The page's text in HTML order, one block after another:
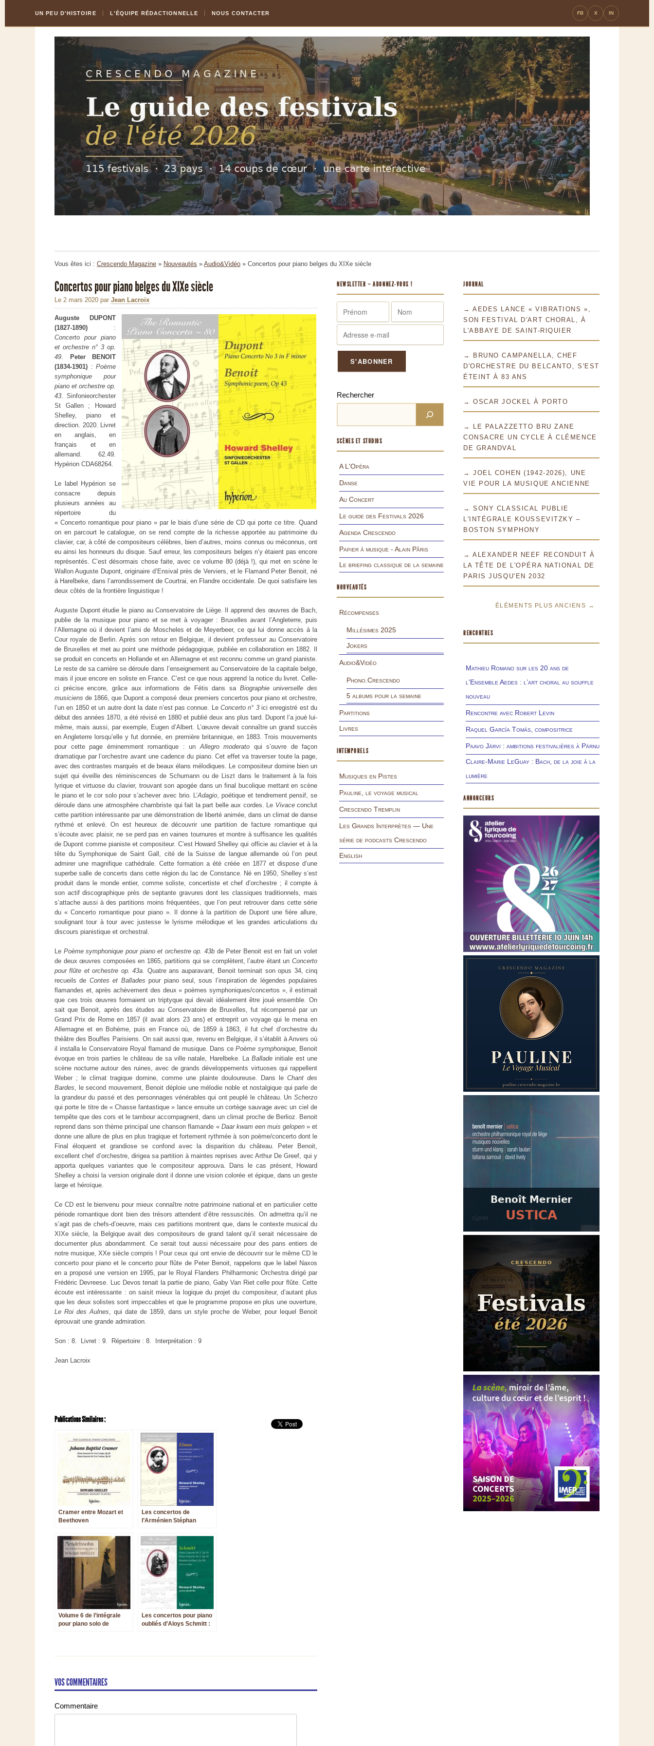
Content
la
UN PEU D'HISTOIRE L'ÉQUIPE RÉDACTIONNELLE NOUS CONTACTER FB X IN
Vous êtes ici : Crescendo Magazine » Nouveautés » Audio&Vidéo » Concertos pour piano belges du XIXe siècle
Concertos pour piano belges du XIXe siècle
Le 2 mars 2020 par Jean Lacroix
Auguste DUPONT
(1827-1890) :
Concerto pour piano
et orchestre n° 3 op.
49.
Peter BENOIT
(1834-1901) : Poème
symphonique pour
piano et orchestre op.
43. Sinfonieorchester
St Gallen ; Howard
Shelley, piano et
direction. 2020. Livret
en anglais, en
français et en
allemand. 62.49.
Hypérion CDA68264.
Le label Hypérion se
consacre depuis
plusieurs années au
répertoire du
« Concerto romantique pour piano » par le biais d’une série de CD qui porte ce titre. Quand
on en parcourt le catalogue, on se rend compte de la richesse apportée au patrimoine du
clavier, car, à côté de compositeurs célèbres, bien d’autres, moins connus ou méconnus, ont
eu ainsi les honneurs du disque. Sauf erreur, les compositeurs belges n’y étaient pas encore
représentés. C’est désormais chose faite, avec ce volume 80 (déjà !), qui met en scène le
Wallon Auguste Dupont, originaire d’Ensival près de Verviers, et le Flamand Peter Benoit, né
à Harelbeke, dans l’arrondissement de Courtrai, en Flandre occidentale. De quoi satisfaire les
deux côtés de la frontière linguistique !
Auguste Dupont étudie le piano au Conservatoire de Liège. Il apprend des œuvres de Bach,
publie de la musique pour piano et se met à voyager : Bruxelles avant l’Angleterre, puis
l’Allemagne où il devient l’ami de Moscheles et de Meyerbeer, ce qui lui donne accès à la
Cour royale de Berlin. Après son retour en Belgique, il devient professeur au Conservatoire
de Bruxelles et met au point une méthode pédagogique, publiée en collaboration en 1882. Il
se produit en concerts en Hollande et en Allemagne et est reconnu comme un grand pianiste.
Le reste de sa carrière se déroule dans l’enseignement au Conservatoire de la capitale belge,
mais il joue encore en soliste en France. C’est ce que nous apprend la notice du livret. Celle-
ci précise encore, grâce aux informations de Fétis dans sa Biographie universelle des
musiciens de 1866, que Dupont a composé deux premiers concertos pour piano et orchestre,
l’un en 1850 et un autre dont la date n’est pas connue. LeConcerto n° 3ici enregistré est du
début des années 1870, a été révisé en 1880 et publié deux ans plus tard. Dupont l’a joué lui-
même, mais aussi, par exemple, Eugen d’Albert. L’œuvre devait connaître un grand succès
en Angleterre lorsqu’elle y fut donnée, en première britannique, en 1883. Trois mouvements
pour cette page éminemment romantique : unAllegro moderato qui s’ouvre de façon
dramatique par l’orchestre avant une cadence du piano. Cet effet va traverser toute la page,
avec des contrastes marqués et de beaux élans mélodiques. Le compositeur domine bien un
sujet qui éveille des réminiscences de Schumann ou de Liszt dans le traitement à la fois
lyrique et virtuose du clavier, trouvant son apogée dans un final bucolique mettant en scène
le piano et le cor solo pour s’achever avec brio. L’Adagio, poétique et tendrement pensif, se
déroule dans une atmosphère chambriste qui fait la part belle aux cordes. Le Vivaceconclut
cette partition intéressante par une démonstration de liberté animée, dans un climat de danse
rythmé et enlevé. On est heureux de découvrir une partition de facture romantique qui
s’écoute avec plaisir, ne se perd pas en vaines tournures et montre à suffisance les qualités
de Dupont comme pianiste et compositeur. C’est Howard Shelley qui officie au clavier et à la
tête du Symphonique de Saint Gall, cité de la Suisse de langue allemande où l’on peut
admirer une magnifique cathédrale. Cette formation a été créée en 1877 et dispose d’une
superbe salle de concerts dans cette région du lac de Constance. Né en 1950, Shelley s’est
produit dans le monde entier, comme soliste, concertiste et chef d’orchestre ; il compte à
son actif discographique près de septante gravures dont les classiques traditionnels, mais
s’attache aussi à des partitions moins fréquentées, que l’on peut retrouver dans cette série
du « Concerto romantique pour piano ». Il donne à la partition de Dupont une fière allure,
soulignant tour à tour avec justesse le lyrisme mélodique et les grandes articulations du
discours pianistique et orchestral.
Le Poème symphonique pour piano et orchestre op. 43b de Peter Benoit est en fait un volet
de deux œuvres composées en 1865, partitions qui se complètent, l’autre étant un Concerto
pour flûte et orchestre op. 43a. Quatre ans auparavant, Benoit terminait son opus 34, cinq
recueils de Contes et Ballades pour piano seul, sous l’inspiration de légendes populaires
flamandes et, après achèvement des deux « poèmes symphoniques/concertos », il estimait
que ces trois œuvres formaient un triptyque qui devait idéalement être joué ensemble. On
sait que Benoit, après des études au Conservatoire de Bruxelles, fut récompensé par un
Grand Prix de Rome en 1857 (il avait alors 23 ans) et entreprit un voyage qui le mena en
Allemagne et en Bohème, puis en France où, de 1859 à 1863, il fut chef d’orchestre du
théâtre des Bouffes Parisiens. On sait aussi que, revenu en Belgique, il s’établit à Anvers où
il installa le Conservatoire Royal flamand de musique. Dans ce Poème symphonique, Benoit
évoque en trois parties le château de sa ville natale, Harelbeke. LaBalladeinitiale est une
scène nocturne autour des ruines, avec de grands développements virtuoses qui rappellent
Weber ; le climat tragique domine, comme une plainte douloureuse. Dans le Chant des
Bardes, le second mouvement, Benoit déploie une mélodie noble et nostalgique qui parle de
la grandeur du passé et des personnages vénérables qui ont peuplé le château. Un Scherzo
qui porte le titre de « Chasse fantastique » lance ensuite un cortège sauvage avec un ciel de
tempête que des cors et le tambour accompagnent, dans un climat proche de Berlioz. Benoit
reprend dans son thème principal une chanson flamande « Daar kwam een muis gelopen» et
donne une allure de plus en plus tragique et fortement rythmée à son poème/concerto dont le
Final éloquent et grandiose se confond avec la disparition du château. Peter Benoit,
excellent chef d’orchestre, dirigea sa partition à maintes reprises avec Arthur De Greef, qui y
apporta quelques variantes que le compositeur approuva. Dans le cas présent, Howard
Shelley a choisi la version originale dont il donne une vision colorée et épique, dans un geste
large et héroïque.
Ce CD est le bienvenu pour mieux connaître notre patrimoine national et en particulier cette
période romantique dont bien des trésors attendent d’être ressuscités. On admettra qu’il ne
s’agit pas de chefs-d’oeuvre, mais ces partitions montrent que, dans le contexte musical du
XIXe siècle, la Belgique avait des compositeurs de grand talent qu’il serait nécessaire de
documenter plus abondamment. Ce serait tout aussi nécessaire pour des pans entiers de
notre musique, XXe siècle compris ! Pour ceux qui ont envie de découvrir sur le même CD le
concerto pour piano et le concerto pour flûte de Peter Benoit, rappelons que le label Naxos
en a proposé une version en 1995, par le Royal Flanders Philharmonic Orchestra dirigé par
Frédéric Devreese. Luc Devos tenait la partie de piano, Gaby Van Riet celle pour flûte. Cette
écoute est intéressante : on saisit mieux la logique du projet du compositeur, d’autant plus
que les deux solistes sont impeccables et que le programme propose en plus une ouverture,
Le Roi des Aulnes, qui date de 1859, dans un style proche de Weber, pour lequel Benoit
éprouvait une grande admiration.
Son : 8. Livret : 9. Répertoire : 8. Interprétation : 9
Jean Lacroix
Publications Similaires :
Cramer entre Mozart et
Beethoven
Les concertos de
l’Arménien Stéphan
Chopin
Volume 6 de l’intégrale
pour piano solo de
Les concertos pour piano
oubliés d’Aloys Schmitt :
VOS COMMENTAIRES
Commentaire
NEWSLETTER – ABONNEZ-VOUS !
Rechercher
SCÈNES ET STUDIOS
A L'Opéra
Danse
Au Concert
Le guide des Festivals 2026
Agenda Crescendo
Papier à musique - Alain Pâris
Le briefing classique de la semaine
NOUVEAUTÉS
Récompenses
Millésimes 2025
Jokers
Audio&Vidéo
Phono.Crescendo
5 albums pour la semaine
Partitions
Livres
INTEMPORELS
Musiques en Pistes
Pauline, le voyage musical
Crescendo Tremplin
Les Grands Interprètes — Une
série de podcasts Crescendo
English
JOURNAL
→ AEDES LANCE « VIBRATIONS »,
SON FESTIVAL D'ART CHORAL, À
L'ABBAYE DE SAINT-RIQUIER
→ BRUNO CAMPANELLA, CHEF
D'ORCHESTRE DU BELCANTO, S'EST
ÉTEINT À 83 ANS
→ OSCAR JOCKEL À PORTO
→ LE PALAZZETTO BRU ZANE
CONSACRE UN CYCLE À CLÉMENCE
DE GRANDVAL
→ JOEL COHEN (1942-2026), UNE
VIE POUR LA MUSIQUE ANCIENNE
→ SONY CLASSICAL PUBLIE
L'INTÉGRALE KOUSSEVITZKY –
BOSTON SYMPHONY
→ ALEXANDER NEEF RECONDUIT À
LA TÊTE DE L'OPÉRA NATIONAL DE
PARIS JUSQU'EN 2032
ÉLÉMENTS PLUS ANCIENS →
RENCONTRES
Mathieu Romano sur les 20 ans de
l’Ensemble Aedes : l’art choral au souffle
nouveau
Rencontre avec Robert Levin
Raquel García Tomás, compositrice
Paavo Järvi : ambitions festivalières à Pärnu
Claire-Marie LeGuay : Bach, de la joie à la
lumière
ANNONCEURS